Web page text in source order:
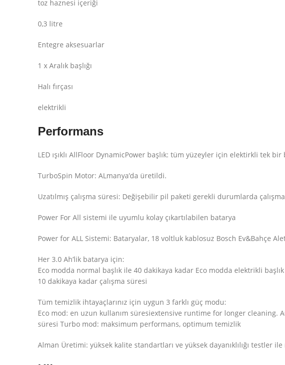
toz haznesi içeriği
0,3 litre
Entegre aksesuarlar
1 x Aralık başlığı
Halı fırçası
elektrikli
Performans
LED ışıklı AllFloor DynamicPower başlık: tüm yüzeyler için elektirkli tek bir
TurboSpin Motor: ALmanya’da üretildi.
Uzatılmış çalışma süresi: Değişebilir pil paketi gerekli durumlarda
Power For All sistemi ile uyumlu kolay çıkartılabilen batarya
Power for ALL Sistemi: Bataryalar, 18 voltluk kablosuz Bosch Ev&Bahçe
Her 3.0 Ah’lik batarya için:
Eco modda normal başlık ile 40 dakikaya kadar Eco modda elektrikli
10 dakikaya kadar çalışma süresi
Tüm temizlik ihtayaçlarınız için uygun 3 farklı güç modu:
Eco mod: en uzun kullanım süresiextensive runtime for longer cleaning.
süresi Turbo mod: maksimum performans, optimum temizlik
Alman Üretimi: yüksek kalite standartları ve yüksek dayanıklılığı testler